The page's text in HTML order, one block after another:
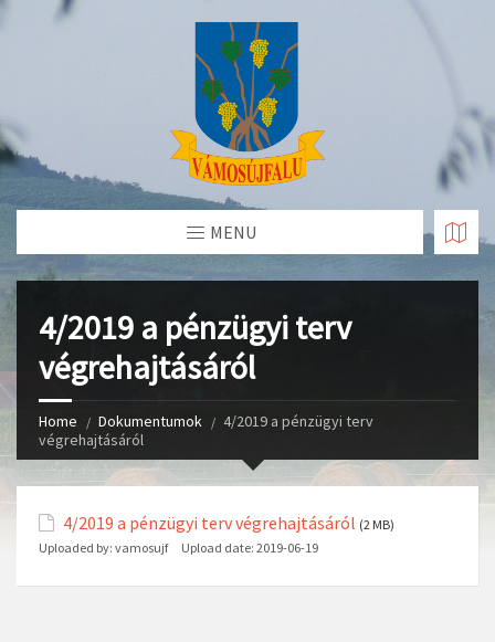
Skip
MENU
4/2019 a pénzügyi terv
végrehajtásáról
Home Dokumentumok
4/2019 a pénzügyi terv
végrehajtásáról
4/2019 a pénzügyi terv végrehajtásáról (2 MB)
Uploaded by: vamosujf Upload date: 2019-06-19